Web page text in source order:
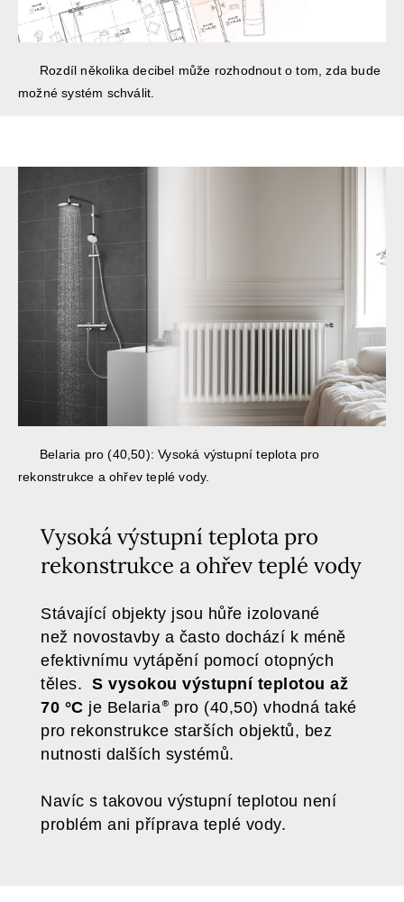
Rozdíl několika decibel může rozhodnout o tom, zda bude
možné systém schválit.
Belaria pro (40,50): Vysoká výstupní teplota pro
rekonstrukce a ohřev teplé vody.
Vysoká výstupní teplota pro
rekonstrukce a ohřev teplé vody
Stávající objekty jsou hůře izolované
než novostavby a často dochází k méně
efektivnímu vytápění pomocí otopných
těles. S vysokou výstupní teplotou až
70 °C je Belaria
pro (40,50) vhodná také
pro rekonstrukce starších objektů, bez
nutnosti dalších systémů.
Navíc s takovou výstupní teplotou není
problém ani příprava teplé vody.